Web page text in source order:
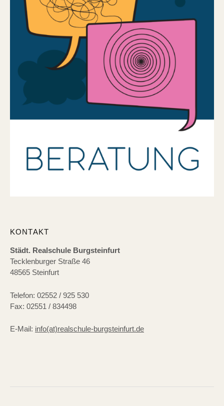
KONTAKT
Städt. Realschule Burgsteinfurt
Tecklenburger Straße 46
48565 Steinfurt
Telefon: 02552 / 925 530
Fax: 02551 / 834498
E-Mail: info(at)realschule-burgsteinfurt.de